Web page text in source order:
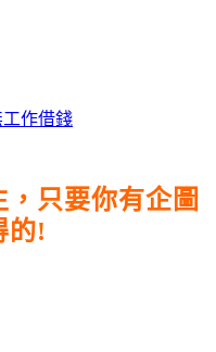
只要你有企圖
的!